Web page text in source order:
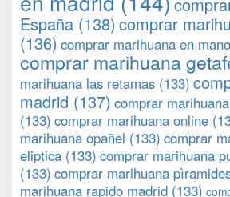
España (138) comprar
(136) comprar marihuana en
comprar marihuana
marihuana las retamas (133)
madrid (137) comprar
(133) comprar marihuana online
marihuana opañel (133) comprar
eliptica (133) comprar marihuana
(133) comprar marihuana
marihuana rapido madrid (133)